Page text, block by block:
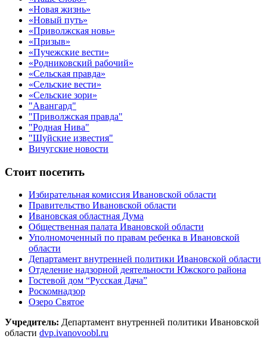
«Новая жизнь»
«Новый путь»
«Приволжская новь»
«Призыв»
«Пучежские вести»
«Родниковский рабочий»
«Сельская правда»
«Сельские вести»
«Сельские зори»
"Авангард"
"Приволжская правда"
"Родная Нива"
"Шуйские известия"
Вичугские новости
Стоит посетить
Избирательная комиссия Ивановской области
Правительство Ивановской области
Ивановская областная Дума
Общественная палата Ивановской области
Уполномоченный по правам ребенка в Ивановской
области
Департамент внутренней политики Ивановской области
Отделение надзорной деятельности Южского района
Гостевой дом “Русская Дача”
Роскомнадзор
Озеро Святое
Учредитель: Департамент внутренней политики Ивановской
области dvp.ivanovoobl.ru